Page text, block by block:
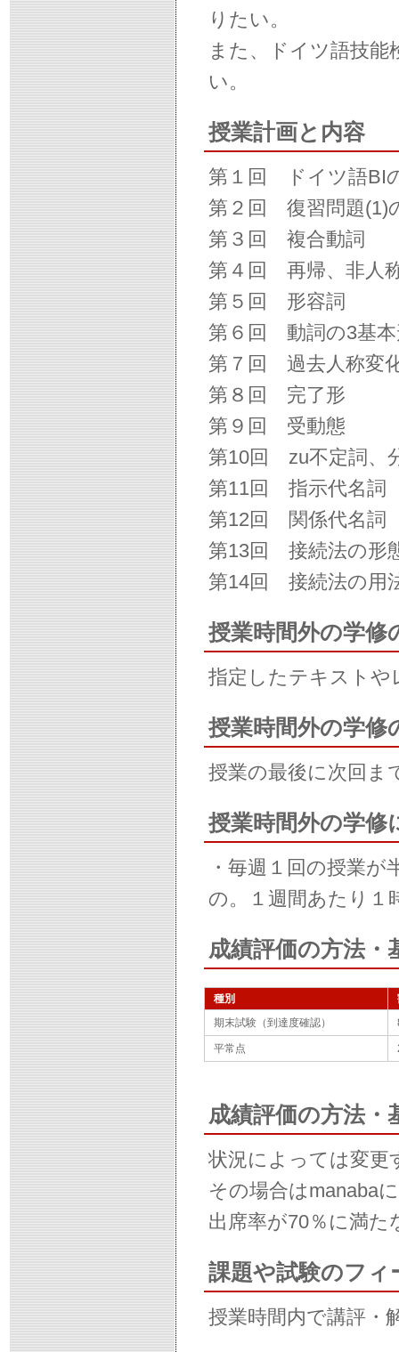
りたい。
また、ドイツ語技
い。
授業計画と内容
第１回 ドイツ語BI
第２回 復習問題(1)
第３回 複合動詞
第４回 再帰、非人
第５回 形容詞
第６回 動詞の3基本
第７回 過去人称変
第８回 完了形
第９回 受動態
第10回 zu不定詞、
第11回 指示代名詞
第12回 関係代名詞
第13回 接続法の形
第14回 接続法の用
授業時間外の学修
指定したテキストや
授業時間外の学修
授業の最後に次回ま
授業時間外の学修
・毎週１回の授業
の。１週間あたり１
成績評価の方法・
種別
期末試験（到達度確認）
平常点
成績評価の方法・
状況によっては変更
その場合はmanaba
出席率が70％に満
課題や試験のフィ
授業時間内で講評・